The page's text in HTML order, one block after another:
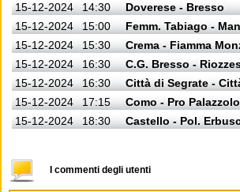
15-12-2024
14:30
Doverese - Bresso
15-12-2024
15:00
Femm. Tabiago -
15-12-2024
15:30
Crema - Fiamma
15-12-2024
16:30
C.G. Bresso -
15-12-2024
16:30
Città di Segrate -
15-12-2024
17:15
Como - Pro Palazzolo
15-12-2024
18:30 Castello - Pol.
I commenti degli utenti